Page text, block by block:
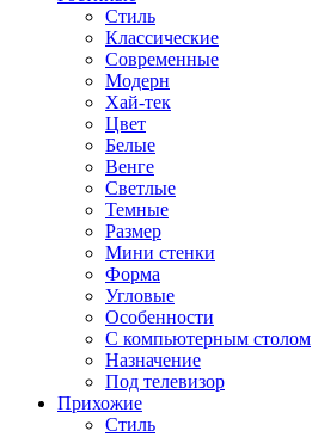
Стиль
Классические
Современные
Модерн
Хай-тек
Цвет
Белые
Венге
Светлые
Темные
Размер
Мини стенки
Форма
Угловые
Особенности
С компьютерным столом
Назначение
Под телевизор
Прихожие
Стиль